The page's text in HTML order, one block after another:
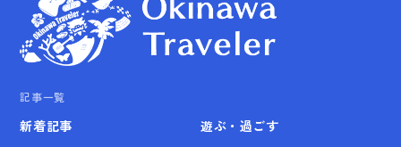
記事一覧
新着記事 遊ぶ・過ごす